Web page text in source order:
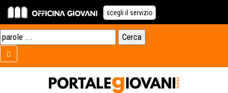
scegli il servizio